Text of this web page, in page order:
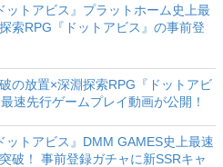
ットアビス』プラットホーム史上最
索RPG『ドットアビス』の事前登
の放置×深淵探索RPG『ドットアビ
速先行ゲームプレイ動画が公開！
ットアビス』DMM GAMES史上最速
破！ 事前登録ガチャに新SSRキャ